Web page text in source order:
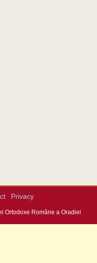
Privacy
Ortodoxe Române a Oradiei